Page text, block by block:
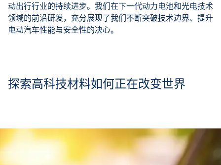
动出行行业的持续进步。我们在下一代动力电池和光电技术
领域的前沿研发，充分展现了我们不断突破技术边界、提升
电动汽车性能与安全性的决心。
探索高科技材料如何正在改变世界